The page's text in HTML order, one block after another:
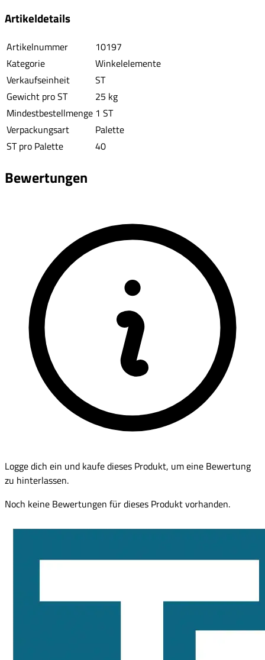
Artikeldetails
Artikelnummer
10197
Kategorie
Winkelelemente
Verkaufseinheit
ST
Gewicht pro ST
25 kg
Mindestbestellmenge 1 ST
Verpackungsart
Palette
ST pro Palette
40
Bewertungen
Logge dich ein und kaufe dieses Produkt, um eine Bewertung
zu hinterlassen.
Noch keine Bewertungen für dieses Produkt vorhanden.